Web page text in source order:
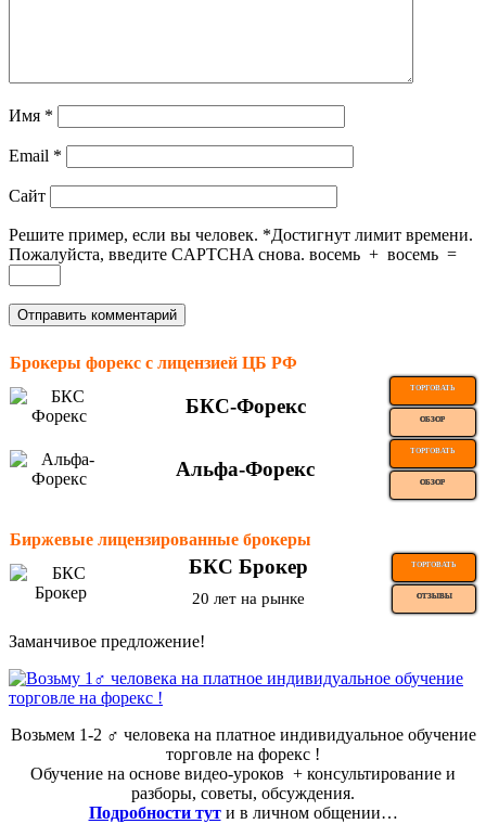
Имя *
Email *
Сайт
Решите пример, если вы человек. *Достигнут лимит времени.
Пожалуйста, введите CAPTCHA снова. восемь + восемь =
Брокеры форекс с лицензией ЦБ РФ
БКС-Форекс
ТОРГОВАТЬ
ОБЗОР
Альфа-Форекс
ТОРГОВАТЬ
ОБЗОР
Биржевые лицензированные брокеры
БКС Брокер ТОРГОВАТЬ
20 лет на рынке ОТЗЫВЫ
Заманчивое предложение!
Возьмем 1-2 ‍♂️ человека на платное индивидуальное обучение
торговле на форекс !
Обучение на основе видео-уроков ️ + консультирование и
разборы, советы, обсуждения.
Подробности тут и в личном общении…